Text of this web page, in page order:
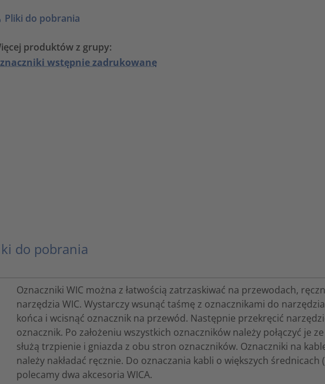
Pliki do pobrania
produktów z grupy:
wstępnie zadrukowane
do pobrania
Oznaczniki WIC można z łatwością zatrzaskiwać na przewodach,
narzędzia WIC. Wystarczy wsunąć taśmę z oznacznikami do
końca i wcisnąć oznacznik na przewód. Następnie przekręcić
oznacznik. Po założeniu wszystkich oznaczników należy połączyć je
służą trzpienie i gniazda z obu stron oznaczników. Oznaczniki na
należy nakładać ręcznie. Do oznaczania kabli o większych średnicach
polecamy dwa akcesoria WICA.